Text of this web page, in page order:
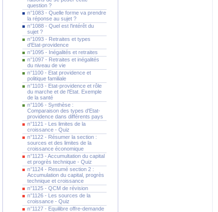
question ?
n°1083 - Quelle forme va prendre
la réponse au sujet ?
n°1088 - Quel est l'intérêt du
sujet ?
n°1093 - Retraites et types
d'Etat-providence
n°1095 - Inégalités et retraites
n°1097 - Retraites et inégalités
du niveau de vie
n°1100 - Etat providence et
politique familiale
n°1103 - Etat-providence et rôle
du marche et de l'Etat. Exemple
de la santé
n°1106 - Synthèse :
Comparaison des types d'Etat-
providence dans différents pays
n°1121 - Les limites de la
croissance - Quiz
n°1122 - Résumer la section :
sources et des limites de la
croissance économique
n°1123 - Accumultation du capital
et progrès technique - Quiz
n°1124 - Resumé section 2 :
Accumulation du capital, progrès
technique et croissance
n°1125 - QCM de révision
n°1126 - Les sources de la
croissance - Quiz
n°1127 - Equilibre offre-demande